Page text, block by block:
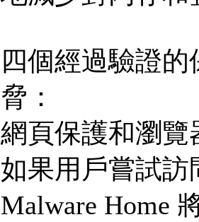
四個經過驗證
脅：
網頁保護和瀏覽
如果用戶嘗試訪
Malware Home